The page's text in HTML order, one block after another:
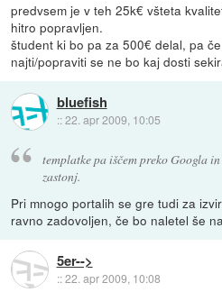
predvsem je v teh 25k€ všteta
hitro popravljen.
študent ki bo pa za 500€ delal, pa
najti/popraviti se ne bo kaj dosti
bluefish
::22. apr 2009, 10:05
templatke pa iščem preko Googla
zastonj.
Pri mnogo portalih se gre tudi za
ravno zadovoljen, če bo naletel še
5er-->
::22. apr 2009, 10:08